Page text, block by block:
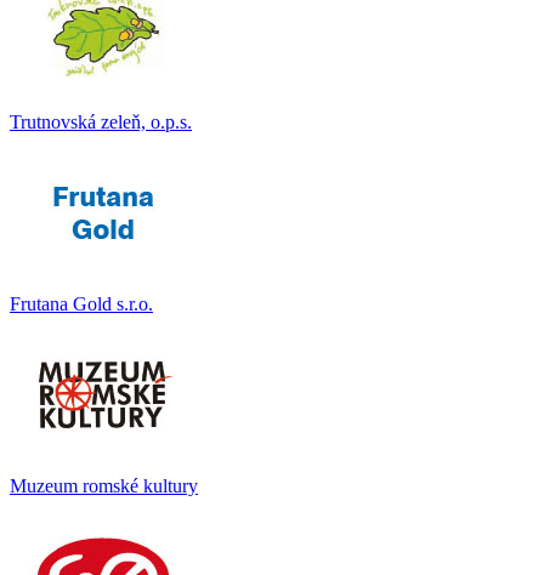
Trutnovská zeleň, o.p.s.
Frutana Gold s.r.o.
Muzeum romské kultury